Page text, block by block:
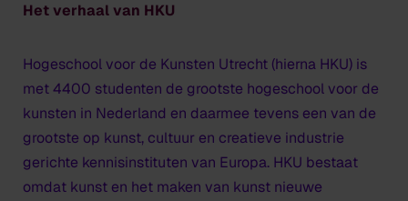
Het verhaal van HKU
Hogeschool voor de Kunsten Utrecht (hierna HKU) is
met 4400 studenten de grootste hogeschool voor de
kunsten in Nederland en daarmee tevens een van de
grootste op kunst, cultuur en creatieve industrie
gerichte kennisinstituten van Europa. HKU bestaat
omdat kunst en het maken van kunst nieuwe